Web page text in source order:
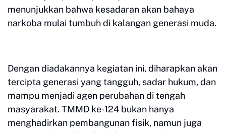
menunjukkan bahwa kesadaran akan bahaya
narkoba mulai tumbuh di kalangan generasi muda.
Dengan diadakannya kegiatan ini, diharapkan akan
tercipta generasi yang tangguh, sadar hukum, dan
mampu menjadi agen perubahan di tengah
masyarakat. TMMD ke-124 bukan hanya
menghadirkan pembangunan fisik, namun juga